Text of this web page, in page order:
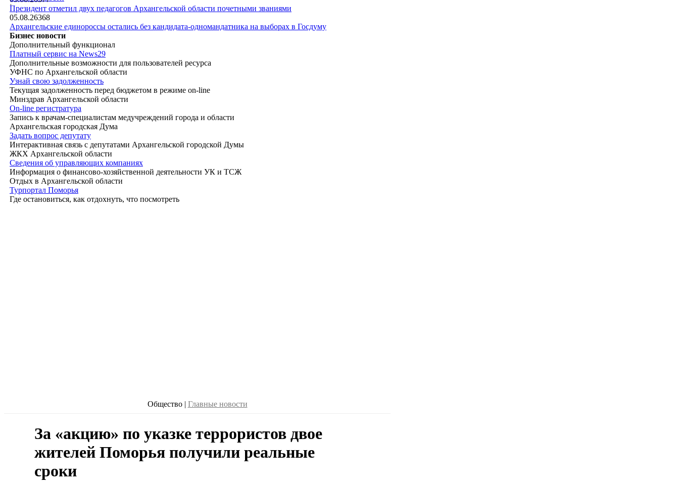
|
Президент отметил двух педагогов Архангельской области почетными званиями
05.08.26368
Архангельские единороссы остались без кандидата-одномандатника на выборах в Госдуму
Бизнес новости
Дополнительный функционал
Платный сервис на News29
Дополнительные возможности для пользователей ресурса
УФНС по Архангельской области
Узнай свою задолженность
Текущая задолженность перед бюджетом в режиме on-line
Минздрав Архангельской области
On-line регистратура
Запись к врачам-специалистам медучреждений города и области
Архангельская городская Дума
Задать вопрос депутату
Интерактивная связь с депутатами Архангельской городской Думы
ЖКХ Архангельской области
Сведения об управляющих компаниях
Информация о финансово-хозяйственной деятельности УК и ТСЖ
Отдых в Архангельской области
Турпортал Поморья
Где остановиться, как отдохнуть, что посмотреть
Общество | Главные новости
За «акцию» по указке террористов двое
жителей Поморья получили реальные
сроки